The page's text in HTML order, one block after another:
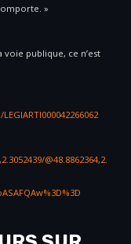
»
publique, ce n’est
@48.8862364,2.